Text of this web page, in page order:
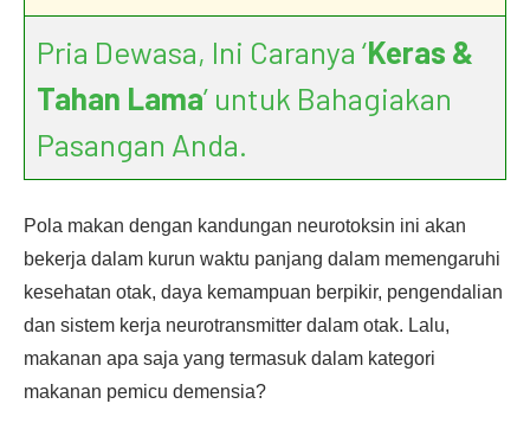
Pria Dewasa, Ini Caranya ‘Keras &
Tahan Lama’ untuk Bahagiakan
Pasangan Anda.
Pola makan dengan kandungan neurotoksin ini akan
bekerja dalam kurun waktu panjang dalam memengaruhi
kesehatan otak, daya kemampuan berpikir, pengendalian
dan sistem kerja neurotransmitter dalam otak. Lalu,
makanan apa saja yang termasuk dalam kategori
makanan pemicu demensia?